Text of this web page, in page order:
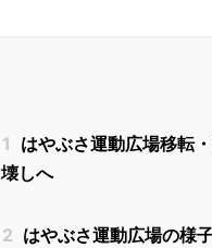
1 はやぶさ運動広場移転
壊しへ
2 はやぶさ運動広場の様